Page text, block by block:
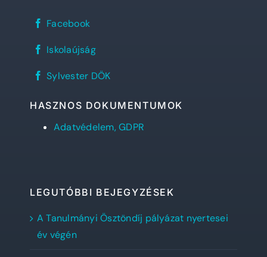
Sylvester
János
Gimnázium
facebook
Facebook
REFlex,
diáklapja
Iskolaújság
Sylvester
DÖK
oldala
Sylvester DÖK
HASZNOS DOKUMENTUMOK
Adatvédelem, GDPR
LEGUTÓBBI BEJEGYZÉSEK
A Tanulmányi Ösztöndíj pályázat nyertesei
év végén